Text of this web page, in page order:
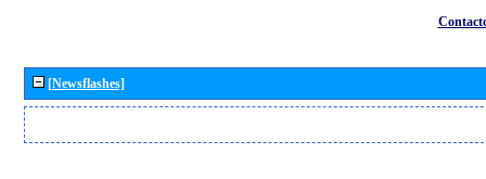
[Newsflashes]